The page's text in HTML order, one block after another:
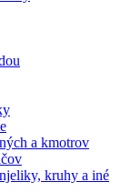
a kmotrov
kruhy a iné